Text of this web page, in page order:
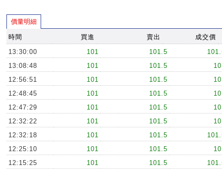
價量明細
時間 買進 賣出
成交價
13:30:00
101 101.5
13:08:48
101 101.5
12:56:51
101 101.5
12:48:45
101 101.5
12:47:29
101 101.5
12:32:22
101 101.5
12:32:18
101 101.5
12:25:10
101 101.5
12:15:25
101 101.5